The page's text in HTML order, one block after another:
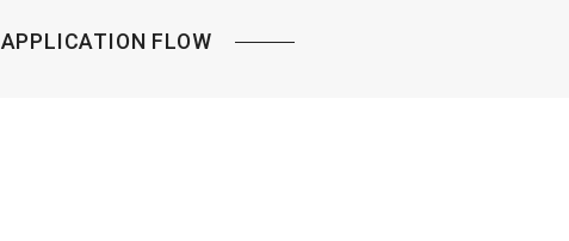
APPLICATION FLOW